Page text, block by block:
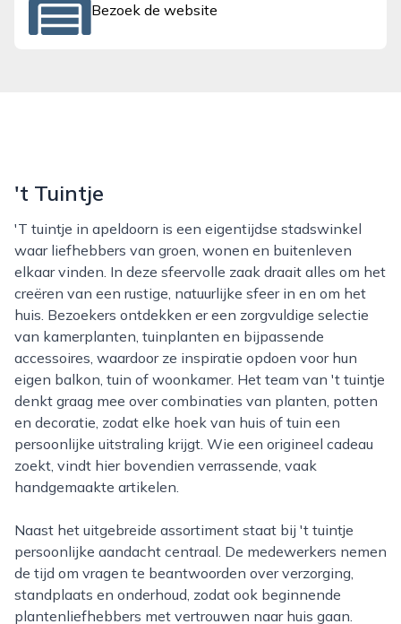
Bezoek de website
't Tuintje
't tuintje in apeldoorn is een eigentijdse stadswinkel
waar liefhebbers van groen, wonen en buitenleven
elkaar vinden. In deze sfeervolle zaak draait alles om het
creëren van een rustige, natuurlijke sfeer in en om het
huis. Bezoekers ontdekken er een zorgvuldige selectie
van kamerplanten, tuinplanten en bijpassende
accessoires, waardoor ze inspiratie opdoen voor hun
eigen balkon, tuin of woonkamer. Het team van 't tuintje
denkt graag mee over combinaties van planten, potten
en decoratie, zodat elke hoek van huis of tuin een
persoonlijke uitstraling krijgt. Wie een origineel cadeau
zoekt, vindt hier bovendien verrassende, vaak
handgemaakte artikelen.
Naast het uitgebreide assortiment staat bij 't tuintje
persoonlijke aandacht centraal. De medewerkers nemen
de tijd om vragen te beantwoorden over verzorging,
standplaats en onderhoud, zodat ook beginnende
plantenliefhebbers met vertrouwen naar huis gaan.